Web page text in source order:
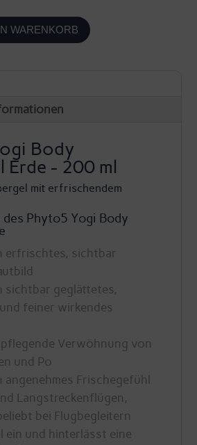
WARENKORB
Body
Erde - 200 ml
mit erfrischendem
Phyto5 Yogi Body
erfrischtes, sichtbar
sichtbar geglättetes,
feiner wirkendes
Verwöhnung von
und Po
Frischegefühl
Langstreckenflügen,
bei Flugbegleitern
ein und hinterlässt eine